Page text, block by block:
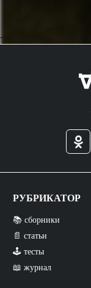
->
РУБРИКАТОР
📚 сборники
📄 статьи
🕹️ тесты
📖 журнал